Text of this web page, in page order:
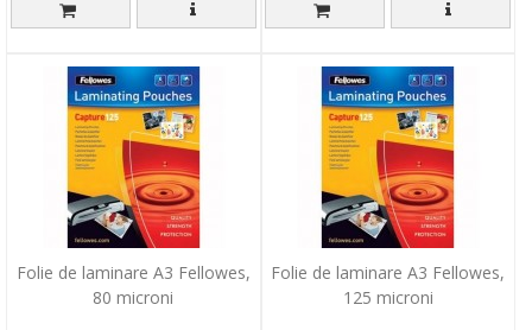
Folie de laminare A3 Fellowes,
80 microni
Folie de laminare A3 Fellowes,
125 microni